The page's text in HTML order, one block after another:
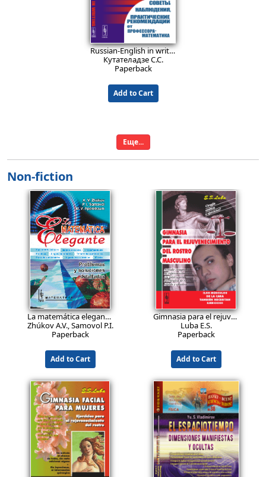
Teoría de juegos en juegos matemáticos. Aprendiendo a razonar estratégicamente: Juegos predeterminados. Simetría. El juego Nim. El juego Jianshizi. Juegos con polinomios. Estrategias minimax. Juegos en la teoría de números. Análisis retrospectivo. Estrategias ganadoras.
36.9EUR
Shvilkin B.N., Miskínova N.A.
Paperback
Add to Cart
39.9EUR
Lecciones de teoría de grafos
Iemiélichev V.A., Miélnikov
Paperback
Add to Cart
43.9EUR
Sistemas de numeración: Materiales didácticos, recreativos y de programación. Más de 100 problemas sobre sistemas de numeración. Trucos, rompecabezas, datos históricos. Problemas de olimpiadas. Problemas de los exámenes estatales de informática (acceso a la universidad).
Zlatopolski D.M.
Paperback
Add to Cart
29.9EUR
Teoría de grafos para todos: Un libro con el que aprenderás teoría de grafos y te será de gran ayuda para enseñar a otros.
Miélnikov O.I.
Paperback
Add to Cart
14.9 EUR
Russian-English in writing: Карманная книга эпизодического переводчика научной литературы (математической — в первую очередь) на английский язык. Советы, наблюдения, практические рекомендации от профессора-математика.
Кутателадзе С.С.
Paperback
Add to Cart
Еще...
Non-fiction
19.9EUR
La matemática elegante. Problemas y soluciones detalladas
Zhúkov A.V., Samovol P.I., Applebaum M.V.
Paperback
Add to Cart
14.9EUR
Gimnasia para el rejuvenecimiento del rostro masculino
Luba E.S.
Paperback
Add to Cart